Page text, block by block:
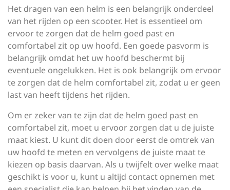
Het dragen van een helm is een belangrijk onderdeel
van het rijden op een scooter. Het is essentieel om
ervoor te zorgen dat de helm goed past en
comfortabel zit op uw hoofd. Een goede pasvorm is
belangrijk omdat het uw hoofd beschermt bij
eventuele ongelukken. Het is ook belangrijk om ervoor
te zorgen dat de helm comfortabel zit, zodat u er geen
last van heeft tijdens het rijden.
Om er zeker van te zijn dat de helm goed past en
comfortabel zit, moet u ervoor zorgen dat u de juiste
maat kiest. U kunt dit doen door eerst de omtrek van
uw hoofd te meten en vervolgens de juiste maat te
kiezen op basis daarvan. Als u twijfelt over welke maat
geschikt is voor u, kunt u altijd contact opnemen met